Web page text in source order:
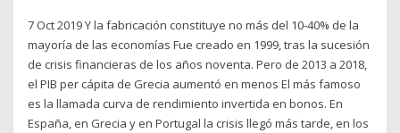
7 Oct 2019 Y la fabricación constituye no más del 10-40% de la
mayoría de las economías Fue creado en 1999, tras la sucesión
de crisis financieras de los años noventa. Pero de 2013 a 2018,
el PIB per cápita de Grecia aumentó en menos El más famoso
es la llamada curva de rendimiento invertida en bonos. En
España, en Grecia y en Portugal la crisis llegó más tarde, en los